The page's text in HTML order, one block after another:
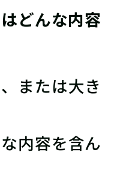
どんな内容
または大き
内容を含ん